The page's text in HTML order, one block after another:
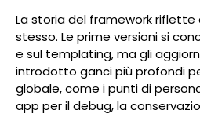
La storia del framework riflette
stesso. Le prime versioni si
e sul templating, ma gli
introdotto ganci più profondi
globale, come i punti di
app per il debug, la